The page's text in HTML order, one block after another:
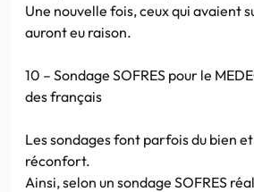
Une nouvelle fois, ceux qui avaient
auront eu raison.
10 – Sondage SOFRES pour le
des français
Les sondages font parfois du bien
réconfort.
Ainsi, selon un sondage SOFRES